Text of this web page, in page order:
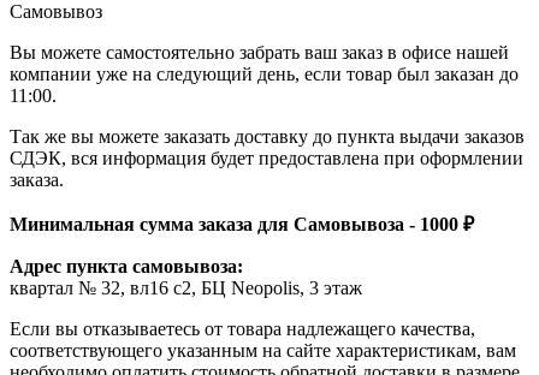
Самовывоз
Вы можете самостоятельно забрать ваш заказ в офисе нашей
компании уже на следующий день, если товар был заказан до
11:00.
Так же вы можете заказать доставку до пункта выдачи заказов
СДЭК, вся информация будет предоставлена при оформлении
заказа.
Минимальная сумма заказа для Самовывоза - 1000 ₽
Адрес пункта самовывоза:
квартал № 32, вл16 с2, БЦ Neopolis, 3 этаж
Если вы отказываетесь от товара надлежащего качества,
соответствующего указанным на сайте характеристикам, вам